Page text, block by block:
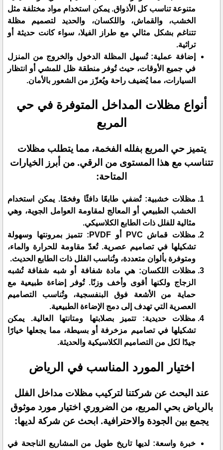
متنوعة تناسب كل الأذواق. يمكن استخدام مواد مختلفة مثل
الخشب، والقماش، واللكسان، والحديد لتصميم مظلة
تتناغم بشكل مثالي مع طراز الفيلا، سواء كانت حديثة أو
تراثية.
​إضافة عملية: تُسهل المظلة الدخول والخروج من المنزل
في جميع الأوقات، حيث تُوفر منطقة ظل للمشي أو انتظار
السيارات، مما يُضيف راحة ويُعزّز من الشعور بالأمان.
​أنواع مظلات المداخل المتوفرة في حي
المربع
​يتميز حي المربع بفلله الفخمة، مما يتطلب مظلات
تتناسب مع هذا المستوى من الرقي. من أبرز الخيارات
المتاحة:
​مظلات خشبية: تُضفي طابعًا دافئًا وفخمًا. يمكن استخدام
الخشب الطبيعي أو المعالج لمقاومة العوامل الجوية، وهي
مثالية للفلل ذات الطابع الكلاسيكي.
​مظلات قماش PVC أو PVDF: تتميز بمرونتها وسهولة
تشكيلها في تصاميم عصرية. تُعدّ مقاومة للحرارة والماء،
ومتوفرة بألوان متعددة، وتُناسب الفلل ذات الطابع الحديث.
​مظلات اللكسان: هي مادة شفافة أو شبه شفافة تُشبه
الزجاج ولكنها أقوى وأخف وزنًا. تُوفر إضاءة طبيعية مع
حماية من الأشعة فوق البنفسجية، وتُناسب التصاميم
العصرية التي تهدف إلى دمج الإضاءة الطبيعية.
مظلات حديدية: تتميز بصلابتها ومتانتها العالية. يمكن
تشكيلها في تصاميم مزخرفة أو بسيطة، مما يجعلها خيارًا
جيدًا لكل من التصاميم الكلاسيكية والحديثة.
​اختيار المورد المناسب في الرياض
​عند البحث عن شركتنا لتركيب مظلات مداخل الفلل
بالرياض بحي المربع، من الضروري اختيار مورد موثوق
يجمع بين الجودة والاحترافية. ابحث عن شركة لديها:
​خبرة واسعة: لديها تاريخ طويل من المشاريع الناجحة في